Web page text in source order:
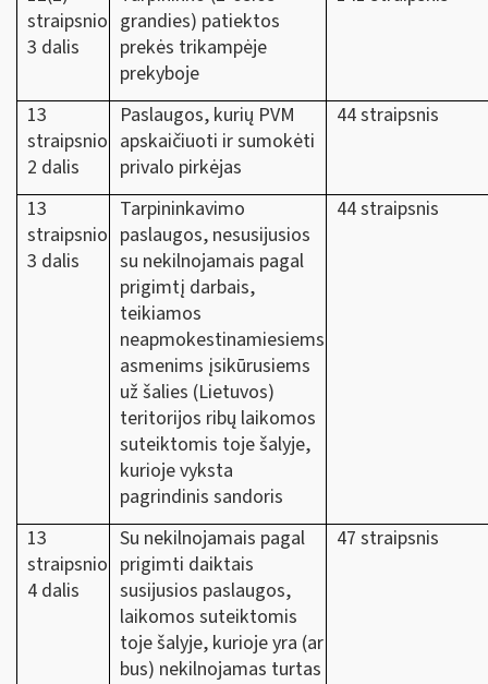
straipsnio
3 dalis
grandies) patiektos
prekės trikampėje
prekyboje
13
straipsnio
2 dalis
Paslaugos, kurių PVM
apskaičiuoti ir sumokėti
privalo pirkėjas
44 straipsnis
13
straipsnio
3 dalis
Tarpininkavimo
paslaugos, nesusijusios
su nekilnojamais pagal
prigimtį darbais,
teikiamos
neapmokestinamiesiems
asmenims įsikūrusiems
už šalies (Lietuvos)
teritorijos ribų laikomos
suteiktomis toje šalyje,
kurioje vyksta
pagrindinis sandoris
44 straipsnis
13
straipsnio
4 dalis
Su nekilnojamais pagal
prigimti daiktais
susijusios paslaugos,
laikomos suteiktomis
toje šalyje, kurioje yra (ar
bus) nekilnojamas turtas
47 straipsnis